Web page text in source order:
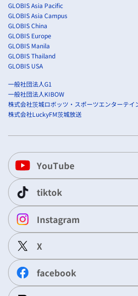
GLOBIS Asia Pacific
GLOBIS Asia Campus
GLOBIS China
GLOBIS Europe
GLOBIS Manila
GLOBIS Thailand
GLOBIS USA
一般社団法人G1
一般社団法人KIBOW
株式会社茨城ロボッツ・スポーツエンターテイ
株式会社LuckyFM茨城放送
YouTube
tiktok
Instagram
X
facebook